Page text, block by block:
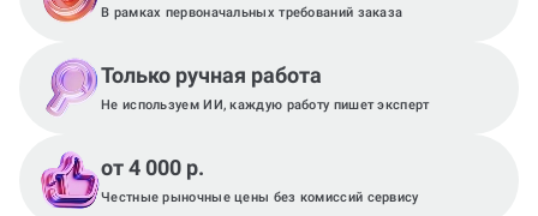
В рамках первоначальных требований заказа
Только ручная работа
Не используем ИИ, каждую работу пишет эксперт
от 4 000 р.
Честные рыночные цены без комиссий сервису